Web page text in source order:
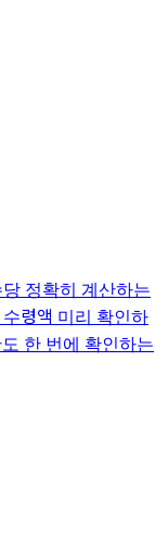
정확히 계산하는
령액 미리 확인하
한 번에 확인하는